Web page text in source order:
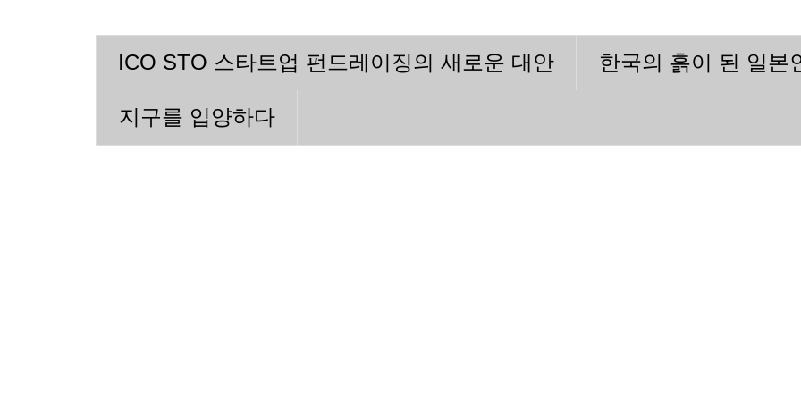
ICO STO 스타트업 펀드레이징의 새로운 대안 한국의 흙이 된 일본
지구를 입양하다